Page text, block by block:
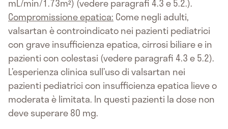
mL/min/1.73m²) (vedere paragrafi 4.3 e 5.2.).
Compromissione epatica: Come negli adulti,
valsartan è controindicato nei pazienti pediatrici
con grave insufficienza epatica, cirrosi biliare e in
pazienti con colestasi (vedere paragrafi 4.3 e 5.2).
L’esperienza clinica sull’uso di valsartan nei
pazienti pediatrici con insufficienza epatica lieve o
moderata è limitata. In questi pazienti la dose non
deve superare 80 mg.